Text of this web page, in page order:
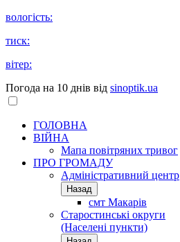
вологість:
тиск:
вітер:
Погода на 10 днів від sinoptik.ua
ГОЛОВНА
ВІЙНА
Мапа повітряних тривог
ПРО ГРОМАДУ
Aдміністративний центр
Назад
смт Макарів
Старостинські округи
(Населені пункти)